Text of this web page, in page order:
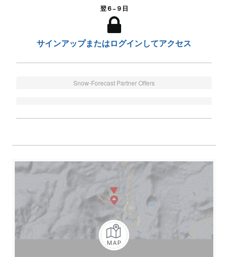
翌６−９日
サインアップまたはログインしてアクセス
Snow-Forecast Partner Offers